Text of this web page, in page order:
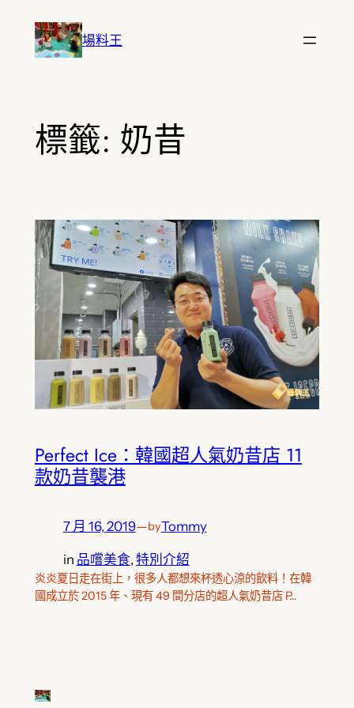
場料王
標籤: 奶昔
Perfect Ice：韓國超人氣奶昔店 11
款奶昔襲港
7 月 16, 2019—byTommy
in 品嚐美食, 特別介紹
炎炎夏日走在街上，很多人都想來杯透心涼的飲料！在韓
國成立於 2015 年、現有 49 間分店的超人氣奶昔店 P…